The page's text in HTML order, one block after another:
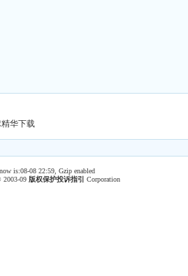
华下载
is:08-08 22:59, Gzip enabled
2003-09版权保护投诉指引 Corporation